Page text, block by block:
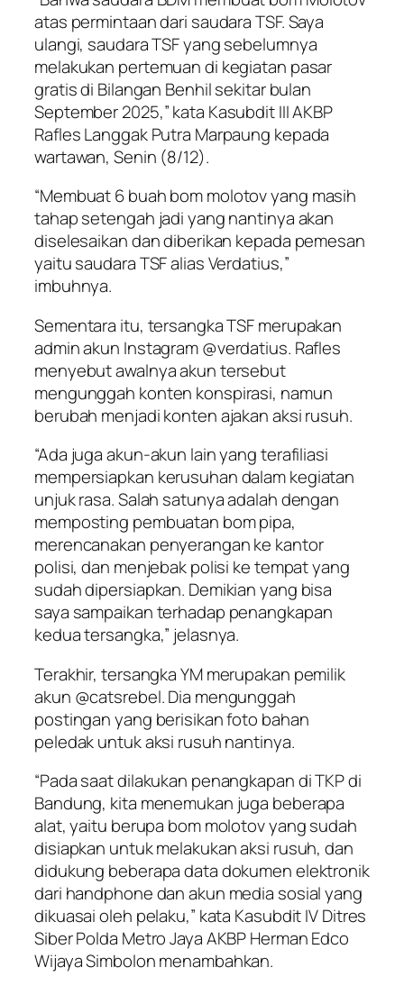
atas permintaan dari saudara TSF. Saya
ulangi, saudara TSF yang sebelumnya
melakukan pertemuan di kegiatan pasar
gratis di Bilangan Benhil sekitar bulan
September 2025,” kata Kasubdit III AKBP
Rafles Langgak Putra Marpaung kepada
wartawan, Senin (8/12).
“Membuat 6 buah bom molotov yang masih
tahap setengah jadi yang nantinya akan
diselesaikan dan diberikan kepada pemesan
yaitu saudara TSF alias Verdatius,”
imbuhnya.
Sementara itu, tersangka TSF merupakan
admin akun Instagram @verdatius. Rafles
menyebut awalnya akun tersebut
mengunggah konten konspirasi, namun
berubah menjadi konten ajakan aksi rusuh.
“Ada juga akun-akun lain yang terafiliasi
mempersiapkan kerusuhan dalam kegiatan
unjuk rasa. Salah satunya adalah dengan
memposting pembuatan bom pipa,
merencanakan penyerangan ke kantor
polisi, dan menjebak polisi ke tempat yang
sudah dipersiapkan. Demikian yang bisa
saya sampaikan terhadap penangkapan
kedua tersangka,” jelasnya.
Terakhir, tersangka YM merupakan pemilik
akun @catsrebel. Dia mengunggah
postingan yang berisikan foto bahan
peledak untuk aksi rusuh nantinya.
“Pada saat dilakukan penangkapan di TKP di
Bandung, kita menemukan juga beberapa
alat, yaitu berupa bom molotov yang sudah
disiapkan untuk melakukan aksi rusuh, dan
didukung beberapa data dokumen elektronik
dari handphone dan akun media sosial yang
dikuasai oleh pelaku,” kata Kasubdit IV Ditres
Siber Polda Metro Jaya AKBP Herman Edco
Wijaya Simbolon menambahkan.